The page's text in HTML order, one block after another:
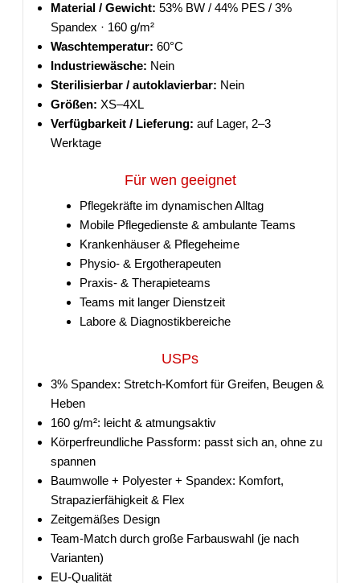
Material / Gewicht: 53% BW / 44% PES / 3%
Spandex · 160 g/m²
Waschtemperatur: 60°C
Industriewäsche: Nein
Sterilisierbar / autoklavierbar: Nein
Größen: XS–4XL
Verfügbarkeit / Lieferung: auf Lager, 2–3
Werktage
Für wen geeignet
Pflegekräfte im dynamischen Alltag
Mobile Pflegedienste & ambulante Teams
Krankenhäuser & Pflegeheime
Physio- & Ergotherapeuten
Praxis- & Therapieteams
Teams mit langer Dienstzeit
Labore & Diagnostikbereiche
USPs
3% Spandex: Stretch-Komfort für Greifen, Beugen &
Heben
160 g/m²: leicht & atmungsaktiv
Körperfreundliche Passform: passt sich an, ohne zu
spannen
Baumwolle + Polyester + Spandex: Komfort,
Strapazierfähigkeit & Flex
Zeitgemäßes Design
Team-Match durch große Farbauswahl (je nach
Varianten)
EU-Qualität